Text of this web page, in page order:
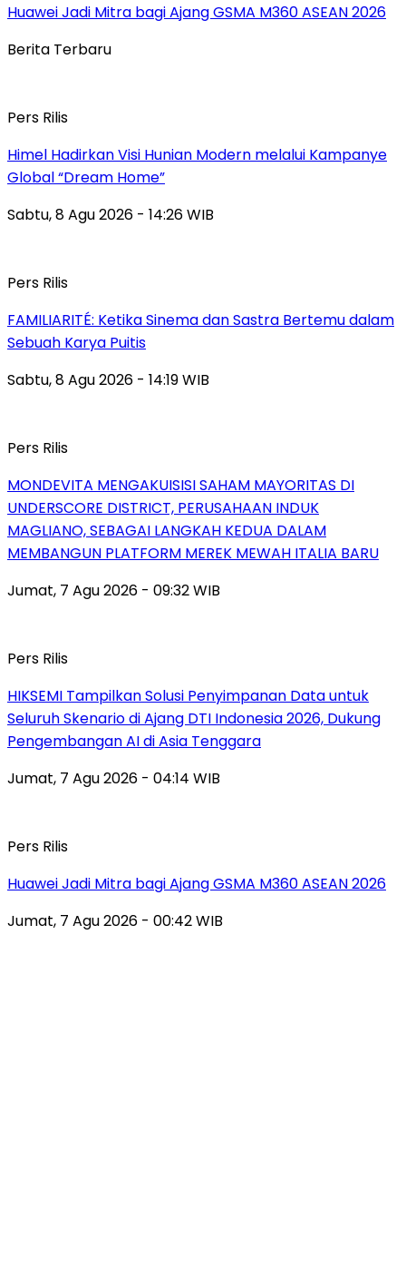
Huawei Jadi Mitra bagi Ajang GSMA M360 ASEAN 2026
Berita Terbaru
Pers Rilis
Himel Hadirkan Visi Hunian Modern melalui Kampanye
Global “Dream Home”
Sabtu, 8 Agu 2026 - 14:26 WIB
Pers Rilis
FAMILIARITÉ: Ketika Sinema dan Sastra Bertemu dalam
Sebuah Karya Puitis
Sabtu, 8 Agu 2026 - 14:19 WIB
Pers Rilis
MONDEVITA MENGAKUISISI SAHAM MAYORITAS DI
UNDERSCORE DISTRICT, PERUSAHAAN INDUK
MAGLIANO, SEBAGAI LANGKAH KEDUA DALAM
MEMBANGUN PLATFORM MEREK MEWAH ITALIA BARU
Jumat, 7 Agu 2026 - 09:32 WIB
Pers Rilis
HIKSEMI Tampilkan Solusi Penyimpanan Data untuk
Seluruh Skenario di Ajang DTI Indonesia 2026, Dukung
Pengembangan AI di Asia Tenggara
Jumat, 7 Agu 2026 - 04:14 WIB
Pers Rilis
Huawei Jadi Mitra bagi Ajang GSMA M360 ASEAN 2026
Jumat, 7 Agu 2026 - 00:42 WIB